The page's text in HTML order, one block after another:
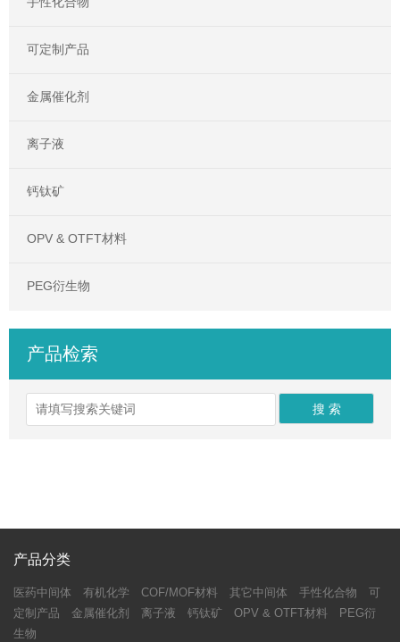
可定制产品
金属催化剂
离子液
钙钛矿
OPV & OTFT材料
PEG衍生物
产品检索
产品分类
医药中间体 有机化学 COF/MOF材料 其它中间体 手性化合物
可
定制产品
金属催化剂 离子液 钙钛矿 OPV & OTFT材料
PEG衍
生物